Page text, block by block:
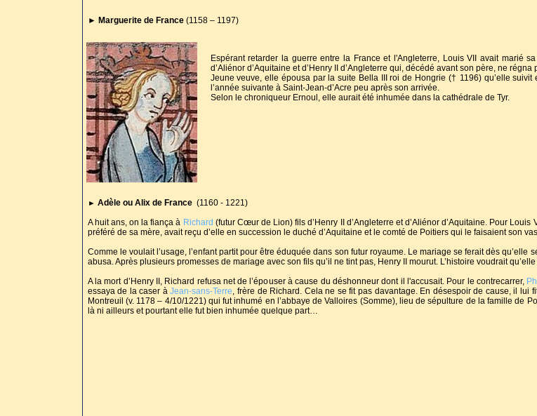
► Adèle ou Alix de France(1160 - 1221)
A huit ans, on la fiança à Richard (futur Cœur de Lion) fils d’Henry II d’Angleterre et d’Aliénor d’Aquitaine. Pour
préféré de sa mère, avait reçu d’elle en succession le duché d’Aquitaine et le comté de Poitiers qui le faisaient son
Comme le voulait l’usage, l’enfant partit pour être éduquée dans son futur royaume. Le mariage se ferait dès qu’elle
abusa. Après plusieurs promesses de mariage avec son fils qu’il ne tint pas, Henry II mourut. L’histoire voudrait
A la mort d’Henry II, Richard refusa net de l’épouser à cause du déshonneur dont il l'accusait. Pour le contrecarrer,
essaya de la caser àJean-sans-Terre, frère de Richard. Cela ne se fit pas davantage. En désespoir de cause, il lui
Montreuil (v. 1178 – 4/10/1221) qui fut inhumé en l’abbaye de Valloires (Somme), lieu de sépulture de la famille de
là ni ailleurs et pourtant elle fut bien inhumée quelque part…
Espérant retarder la guerre entre la France et l'Angleterre, Louis VII avait marié
d’Aliénor d’Aquitaine et d’Henry II d’Angleterre qui, décédé avant son père, ne régna
Jeune veuve, elle épousa par la suite Bella III roi de Hongrie († 1196) qu’elle suivit
l’année suivante à Saint-Jean-d’Acre peu après son arrivée.
Selon le chroniqueur Ernoul, elle aurait été inhumée dans la cathédrale de Tyr.
► Marguerite de France (1158 – 1197)